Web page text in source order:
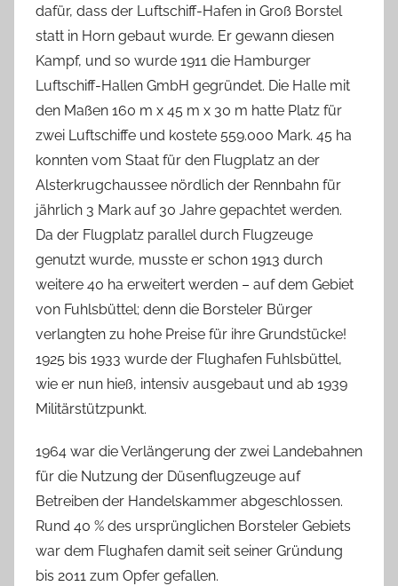
dafür, dass der Luftschiff-Hafen in Groß Borstel
statt in Horn gebaut wurde. Er gewann diesen
Kampf, und so wurde 1911 die Hamburger
Luftschiff-Hallen GmbH gegründet. Die Halle mit
den Maßen 160 m x 45 m x 30 m hatte Platz für
zwei Luftschiffe und kostete 559.000 Mark. 45 ha
konnten vom Staat für den Flugplatz an der
Alsterkrugchaussee nördlich der Rennbahn für
jährlich 3 Mark auf 30 Jahre gepachtet werden.
Da der Flugplatz parallel durch Flugzeuge
genutzt wurde, musste er schon 1913 durch
weitere 40 ha erweitert werden – auf dem Gebiet
von Fuhlsbüttel; denn die Borsteler Bürger
verlangten zu hohe Preise für ihre Grundstücke!
1925 bis 1933 wurde der Flughafen Fuhlsbüttel,
wie er nun hieß, intensiv ausgebaut und ab 1939
Militärstützpunkt.
1964 war die Verlängerung der zwei Landebahnen
für die Nutzung der Düsenflugzeuge auf
Betreiben der Handelskammer abgeschlossen.
Rund 40 % des ursprünglichen Borsteler Gebiets
war dem Flughafen damit seit seiner Gründung
bis 2011 zum Opfer gefallen.